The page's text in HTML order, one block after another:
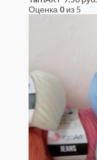
Оценка 0 из 5